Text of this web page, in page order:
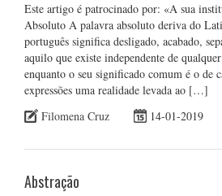
Este artigo é patrocinado por: «A sua
Absoluto A palavra absoluto deriva do
português significa desligado, acabado,
aquilo que existe independente de
enquanto o seu significado comum é o de
expressões uma realidade levada ao […]
Filomena Cruz
14-01-2019
Abstração